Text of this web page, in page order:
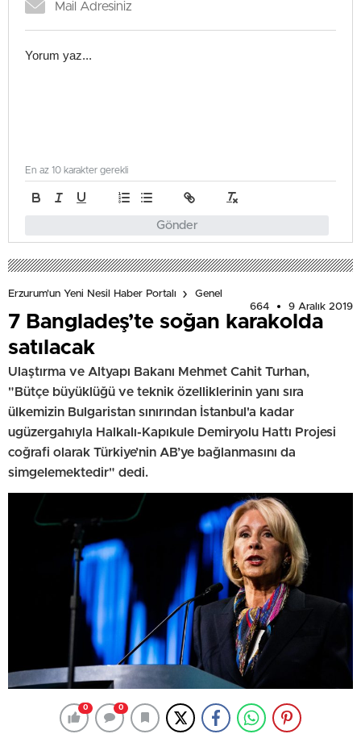
Gönder
En az 10 karakter gerekli
Erzurum'un Yeni Nesil Haber Portalı
Genel
664
9 Aralık 2019
7 Bangladeş’te soğan karakolda
satılacak
Ulaştırma ve Altyapı Bakanı Mehmet Cahit Turhan,
"Bütçe büyüklüğü ve teknik özelliklerinin yanı sıra
ülkemizin Bulgaristan sınırından İstanbul'a kadar
ugüzergahıyla Halkalı-Kapıkule Demiryolu Hattı Projesi
coğrafi olarak Türkiye’nin AB’ye bağlanmasını da
simgelemektedir" dedi.
0 0